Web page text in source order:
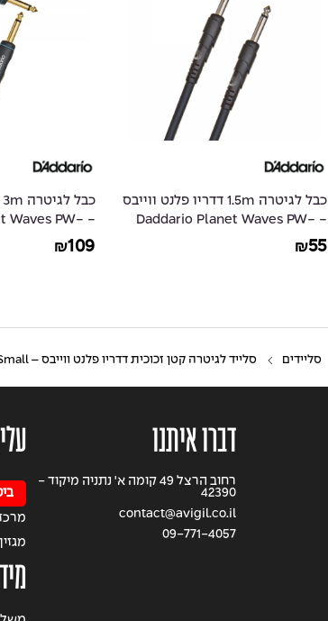
כבל לגיטרה 1.5m דדריו פלנט ווייבס
- Daddario Planet Waves PW-
CGT-05
₪55
Waves PW-
GRA-10
₪109
סליידים סלייד לגיטרה קטן זכוכית דדריו פלנט ווייבס – Daddario Planet Waves PWGS-SS Glass Slide Small
דברו איתנו
רחוב הרצל 49 קומה א' נתניה מיקוד -
42390
contact@avigil.co.il
09-771-4057
מגזין fuzz